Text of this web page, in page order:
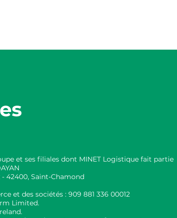
et ses filiales dont MINET Logistique fait partie
- 42400, Saint-Chamond
et des sociétés : 909 881 336 00012
Limited.